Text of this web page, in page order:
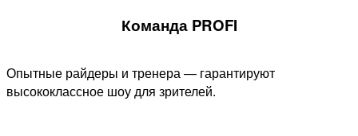
Команда PROFI
Опытные райдеры и тренера — гарантируют
высококлассное шоу для зрителей.